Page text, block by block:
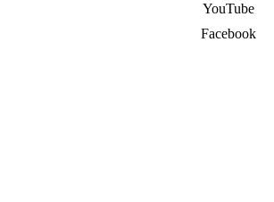
YouTube
Facebook